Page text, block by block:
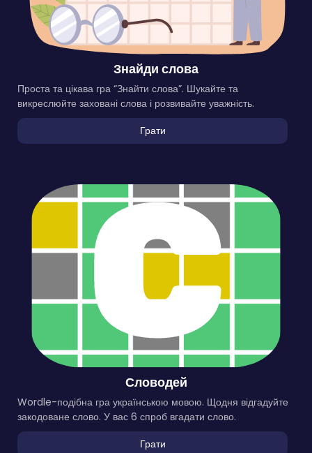
Знайди слова
Проста та цікава гра “Знайти слова”. Шукайте та
викреслюйте заховані слова і розвивайте уважність.
Грати
Словодей
Wordle-подібна гра українською мовою. Щодня відгадуйте
закодоване слово. У вас 6 спроб вгадати слово.
Грати